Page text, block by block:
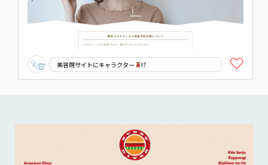
美容院サイトにキャラクター !?